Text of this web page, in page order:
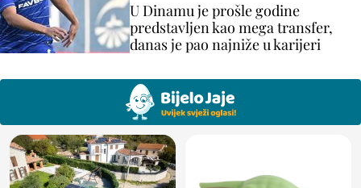
U Dinamu je prošle godine
predstavljen kao mega transfer,
danas je pao najniže u karijeri